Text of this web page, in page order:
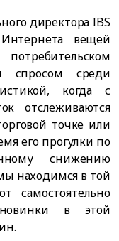
директора IBS
вещей
спросом среди
когда с
отслеживаются
точке или
его прогулки по
снижению
находимся в той
самостоятельно
в этой